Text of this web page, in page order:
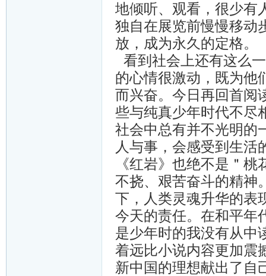
地倾听、观看，很少有
独自在展览前慢慢移动
放，成为永久的定格。
看到社会上还有这么
的心情很激动，既为他
而兴奋。今日再回首阅
些与纯真少年时代不尽
社会中总有并不光明的
人与事，会感受到生活
《红岩》也绝不是＂
不挠、艰苦奋斗的精神
下，人类灵魂升华的表
今天的责任。在和平年
是少年时的我没有从中
着远比小说内容更加震
新中国的理想献出了自